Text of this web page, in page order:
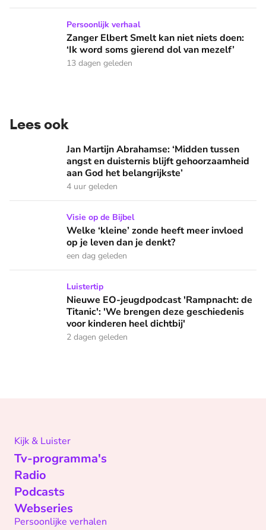
Zanger Elbert Smelt kan niet niets doen: ‘Ik word soms
Persoonlijk verhaal
Zanger Elbert Smelt kan niet niets doen:
‘Ik word soms gierend dol van mezelf’
13 dagen geleden
Lees ook
Jan Martijn Abrahamse: ‘Midden tussen angst en
Jan Martijn Abrahamse: ‘Midden tussen
angst en duisternis blijft gehoorzaamheid
aan God het belangrijkste’
4 uur geleden
Welke ‘kleine’ zonde heeft meer invloed op je leven dan je
Visie op de Bijbel
Welke ‘kleine’ zonde heeft meer invloed
op je leven dan je denkt?
een dag geleden
Nieuwe EO-jeugdpodcast 'Rampnacht: de Titanic': 'We
Luistertip
Nieuwe EO-jeugdpodcast 'Rampnacht: de
Titanic': 'We brengen deze geschiedenis
voor kinderen heel dichtbij'
2 dagen geleden
Kijk & Luister
Tv-programma's
Radio
Podcasts
Webseries
Persoonlijke verhalen